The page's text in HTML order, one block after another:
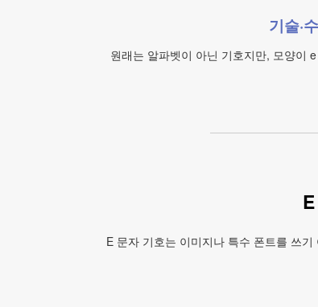
기술·
원래는 알파벳이 아닌 기호지만, 모양이
E 문자 기호는 이미지나 특수 폰트를 쓰